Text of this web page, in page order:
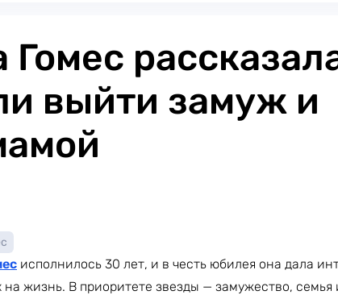
Гомес
выйти замуж и
исполнилось 30 лет, и в честь юбилея она дала
на жизнь. В приоритете звезды — замужество, семья